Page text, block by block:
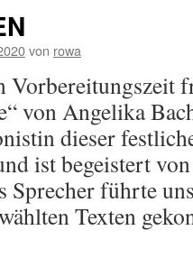
von rowa
Vorbereitungszeit
von Angelika
dieser
ist begeistert
Sprecher führte
Texten